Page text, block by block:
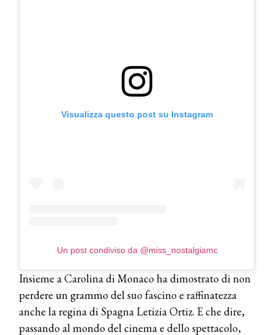
Visualizza questo post su Instagram
Un post condiviso da @miss_nostalgiamc
Insieme a Carolina di Monaco ha dimostrato di non
perdere un grammo del suo fascino e raffinatezza
anche la regina di Spagna Letizia Ortiz. E che dire,
passando al mondo del cinema e dello spettacolo,